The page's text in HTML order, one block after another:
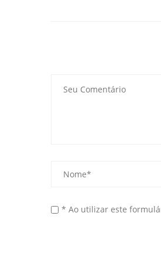
* Ao utilizar este